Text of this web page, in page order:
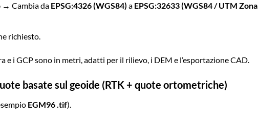
→ Cambia da EPSG:4326 (WGS84) a EPSG:32633 (WGS84 / UTM Zona
richiesto.
i GCP sono in metri, adatti per il rilievo, i DEM e l’esportazione CAD.
basate sul geoide (RTK + quote ortometriche)
EGM96 .tif).